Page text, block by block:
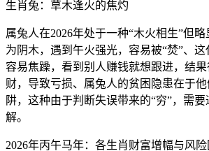
生肖兔：草木逢火的焦灼
属兔人在2026年处于一种“木火相生”但
为阴木，遇到午火强光，容易被“焚”、
容易焦躁，看到别人赚钱就想跟进，结
财，导致亏损、属兔人的贫困隐患在于
阱，这种由于判断失误带来的“穷”，需
解。
2026年丙午马年：各生肖财富增幅与风